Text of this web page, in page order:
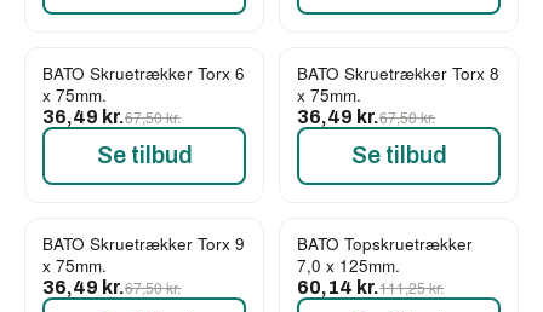
-46%
BATO Skruetrækker Torx 6
x 75mm.
36,49 kr.67,50 kr.
Se tilbud
-46%
BATO Skruetrækker Torx 8
x 75mm.
36,49 kr.67,50 kr.
Se tilbud
-46%
BATO Skruetrækker Torx 9
x 75mm.
36,49 kr.67,50 kr.
-46%
BATO Topskruetrækker
7,0 x 125mm.
60,14 kr.111,25 kr.